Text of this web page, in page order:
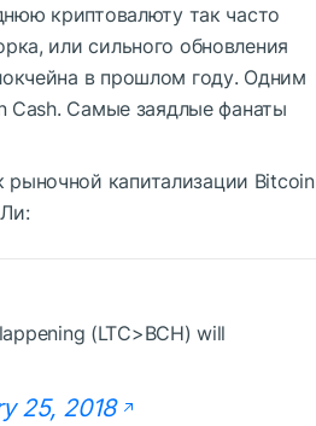
криптовалюту так часто
или сильного обновления
в прошлом году. Одним
Cash. Самые заядлые фанаты
капитализации Bitcoin
(LTC>BCH) will
25, 2018